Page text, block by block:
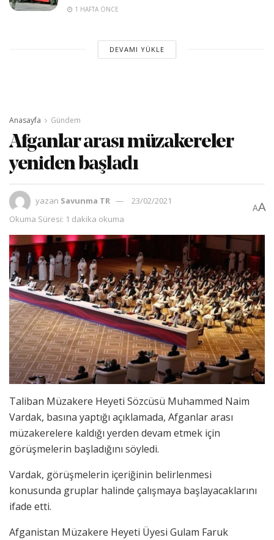
1 HAFTA ÖNCE
DEVAMI YÜKLE
Anasayfa Gündem
Afganlar arası müzakereler
yeniden başladı
yazan Savunma TR
23/02/2021
Okuma Süresi: 1 dakika okuma
AA
Taliban Müzakere Heyeti Sözcüsü Muhammed Naim
Vardak, basına yaptığı açıklamada, Afganlar arası
müzakerelere kaldığı yerden devam etmek için
görüşmelerin başladığını söyledi.
Vardak, görüşmelerin içeriğinin belirlenmesi
konusunda gruplar halinde çalışmaya başlayacaklarını
ifade etti.
Afganistan Müzakere Heyeti Üyesi Gulam Faruk